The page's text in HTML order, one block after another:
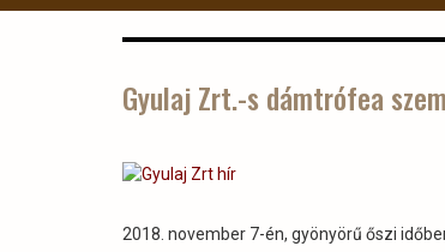
Gyulaj Zrt.-s dámtrófea
2018. november 7-én, gyönyörű őszi